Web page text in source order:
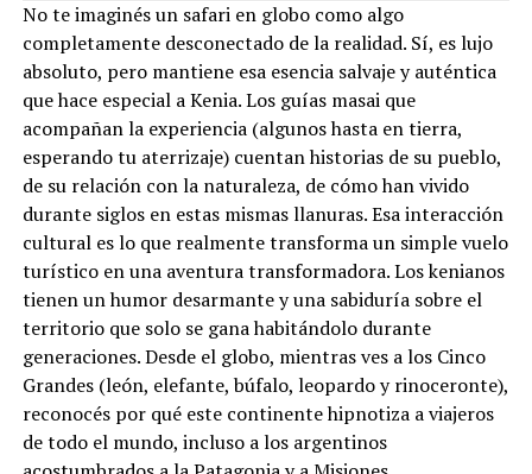
No te imaginés un safari en globo como algo
completamente desconectado de la realidad. Sí, es lujo
absoluto, pero mantiene esa esencia salvaje y auténtica
que hace especial a Kenia. Los guías masai que
acompañan la experiencia (algunos hasta en tierra,
esperando tu aterrizaje) cuentan historias de su pueblo,
de su relación con la naturaleza, de cómo han vivido
durante siglos en estas mismas llanuras. Esa interacción
cultural es lo que realmente transforma un simple vuelo
turístico en una aventura transformadora. Los kenianos
tienen un humor desarmante y una sabiduría sobre el
territorio que solo se gana habitándolo durante
generaciones. Desde el globo, mientras ves a los Cinco
Grandes (león, elefante, búfalo, leopardo y rinoceronte),
reconocés por qué este continente hipnotiza a viajeros
de todo el mundo, incluso a los argentinos